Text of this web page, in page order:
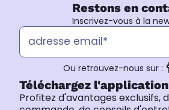
Restons en
Inscrivez-vous à la
Ou retrouvez-nous sur :
Téléchargez
Profitez d'avantages exclusifs,